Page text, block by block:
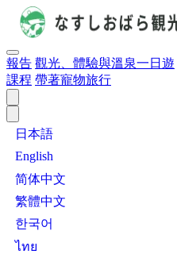
報告 觀光、體驗與溫泉一日遊
課程 帶著寵物旅行
日本語
English
简体中文
繁體中文
한국어
ไทย